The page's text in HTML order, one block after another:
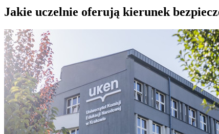
Jakie uczelnie oferują kierunek